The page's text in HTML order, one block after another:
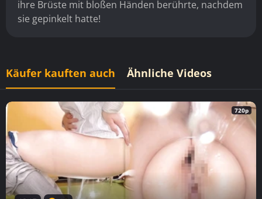
ihre Brüste mit bloßen Händen berührte, nachdem
sie gepinkelt hatte!
Käufer kauften auch Ähnliche Videos
720p